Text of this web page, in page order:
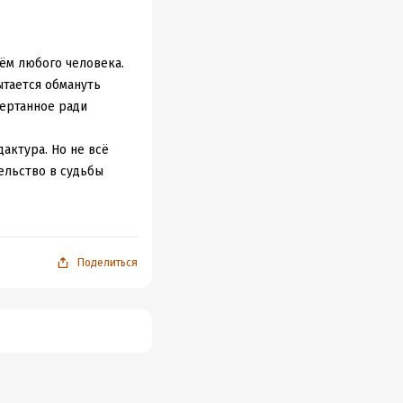
но с некой
любого человека.
обмануть
ради
Но не всё
в судьбы
имея такие
явно хочет с этой
нам достаточно
Поделиться